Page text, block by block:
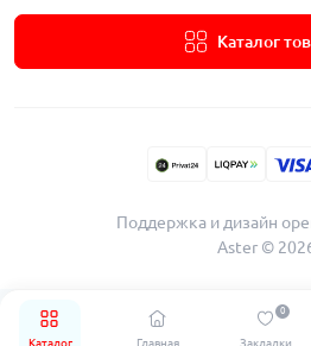
Каталог Главная Закладки
0
Каталог
Поддержка и дизайн
Aster ©